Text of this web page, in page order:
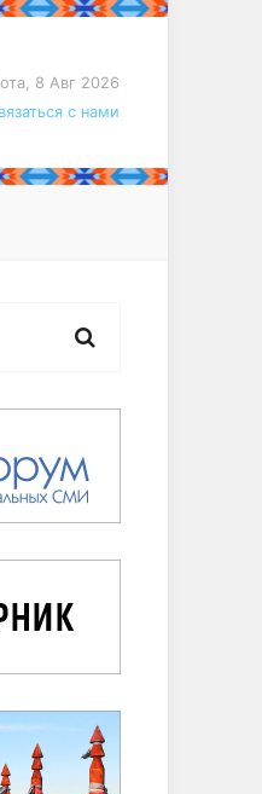
8 Авг 2026
с нами